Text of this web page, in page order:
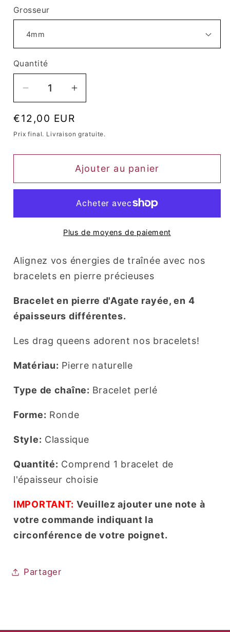
Grosseur
Quantité
Quantité
Réduire
la
quantité
de
rayée
Augmenter
la
quantité
de
Agate
rayée
(Fuchsia)
Prix
habituel
€12,00 EUR
Prix ​​final. Livraison gratuite.
Ajouter au panier
Plus de moyens de paiement
Alignez vos énergies de traînée avec nos
bracelets en pierre précieuses
Bracelet en pierre d'Agate rayée, en 4
épaisseurs différentes.
Les drag queens adorent nos bracelets!
Matériau: Pierre naturelle
Type de chaîne: Bracelet perlé
Forme: Ronde
Style: Classique
Quantité: Comprend 1 bracelet de
l'épaisseur choisie
IMPORTANT: Veuillez ajouter une note à
votre commande indiquant la
circonférence de votre poignet.
Partager